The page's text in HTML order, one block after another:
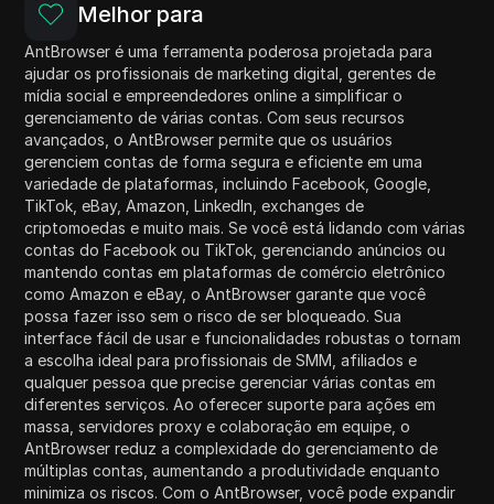
Melhor para
AntBrowser é uma ferramenta poderosa projetada para
ajudar os profissionais de marketing digital, gerentes de
mídia social e empreendedores online a simplificar o
gerenciamento de várias contas. Com seus recursos
avançados, o AntBrowser permite que os usuários
gerenciem contas de forma segura e eficiente em uma
variedade de plataformas, incluindo Facebook, Google,
TikTok, eBay, Amazon, LinkedIn, exchanges de
criptomoedas e muito mais. Se você está lidando com várias
contas do Facebook ou TikTok, gerenciando anúncios ou
mantendo contas em plataformas de comércio eletrônico
como Amazon e eBay, o AntBrowser garante que você
possa fazer isso sem o risco de ser bloqueado. Sua
interface fácil de usar e funcionalidades robustas o tornam
a escolha ideal para profissionais de SMM, afiliados e
qualquer pessoa que precise gerenciar várias contas em
diferentes serviços. Ao oferecer suporte para ações em
massa, servidores proxy e colaboração em equipe, o
AntBrowser reduz a complexidade do gerenciamento de
múltiplas contas, aumentando a produtividade enquanto
minimiza os riscos. Com o AntBrowser, você pode expandir